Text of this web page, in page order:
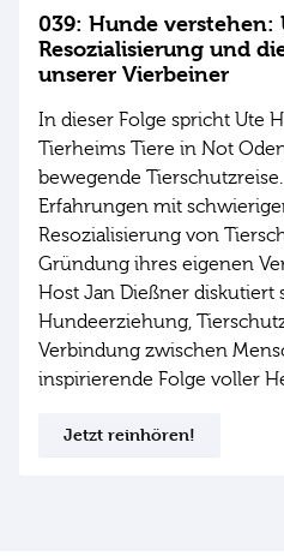
039: Hunde verstehen:
Resozialisierung und
unserer Vierbeiner
In dieser Folge spricht Ute
Tierheims Tiere in Not
bewegende
Erfahrungen mit
Resozialisierung von
Gründung ihres eigenen
Host Jan Dießner diskutiert
Hundeerziehung,
Verbindung zwischen
inspirierende Folge voller
Jetzt reinhören!